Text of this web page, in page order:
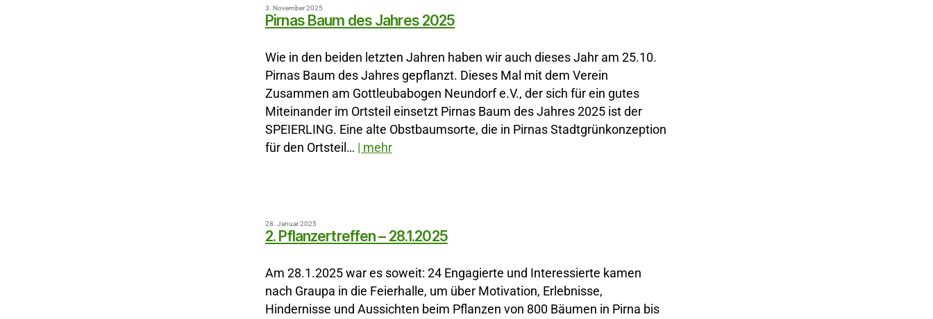
3. November 2025
Pirnas Baum des Jahres 2025
Wie in den beiden letzten Jahren haben wir auch dieses Jahr am 25.10.
Pirnas Baum des Jahres gepflanzt. Dieses Mal mit dem Verein
Zusammen am Gottleubabogen Neundorf e.V., der sich für ein gutes
Miteinander im Ortsteil einsetzt Pirnas Baum des Jahres 2025 ist der
SPEIERLING. Eine alte Obstbaumsorte, die in Pirnas Stadtgrünkonzeption
für den Ortsteil… | mehr
28. Januar 2025
2. Pflanzertreffen – 28.1.2025
Am 28.1.2025 war es soweit: 24 Engagierte und Interessierte kamen
nach Graupa in die Feierhalle, um über Motivation, Erlebnisse,
Hindernisse und Aussichten beim Pflanzen von 800 Bäumen in Pirna bis